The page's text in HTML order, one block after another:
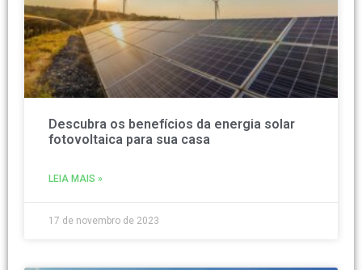
Descubra os benefícios da energia solar
fotovoltaica para sua casa
LEIA MAIS »
17 de novembro de 2023